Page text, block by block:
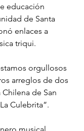
educación
de Santa
enlaces a
triqui.
orgullosos
arreglos de dos
Chilena de San
Culebrita”.